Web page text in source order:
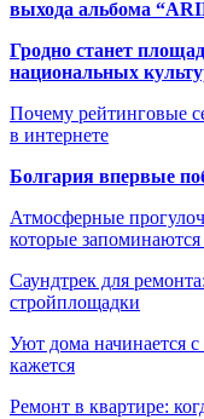
выхода альбома
Гродно станет
национальных
Почему рейтинговые
в интернете
Болгария впервые
Атмосферные
которые запоминаются
Саундтрек для
стройплощадки
Уют дома начинается
кажется
Ремонт в квартире: